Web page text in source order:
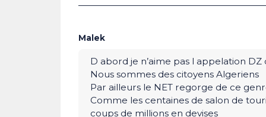
Malek
D abord je n’aime pas l appelation
Nous sommes des citoyens Algeriens
Par ailleurs le NET regorge de ce
Comme les centaines de salon de
coups de millions en devises